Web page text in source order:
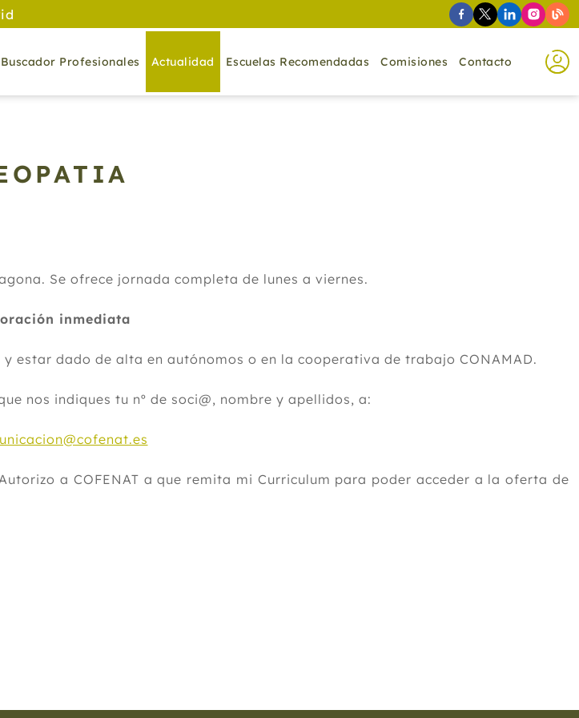
Buscador Profesionales Actualidad Escuelas Recomendadas Comisiones Contacto
Se ofrece jornada completa de lunes a viernes.
inmediata
estar dado de alta en autónomos o en la cooperativa de trabajo CONAMAD.
nos indiques tu nº de soci@, nombre y apellidos, a:
a COFENAT a que remita mi Curriculum para poder acceder a la oferta de